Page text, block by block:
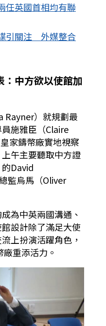
任英國首相均有聯
引關注 外媒整合
：中方欲以使館加
Rayner）就規劃最
施雅臣（Claire
家鑄幣廠實地視察
午主要聽取中方證
David
監烏馬（Oliver
為中英兩國溝通、
設計除了滿足大使
上扮演活躍角色，
重添活力。